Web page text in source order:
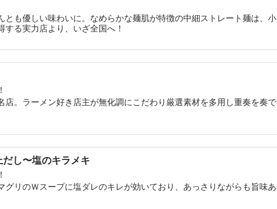
も優しい味わいに。なめらかな麺肌が特徴の中細ストレート麺は、小
る実力店より、いざ全国へ！
。ラーメン好き店主が無化調にこだわり厳選素材を多用し重奏を奏で
し〜塩のキラメキ
リのＷスープに塩ダレのキレが効いており、あっさりながらも旨味あ